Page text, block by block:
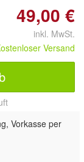
49,00 €
inkl. MwSt.
Versand
Vorkasse per